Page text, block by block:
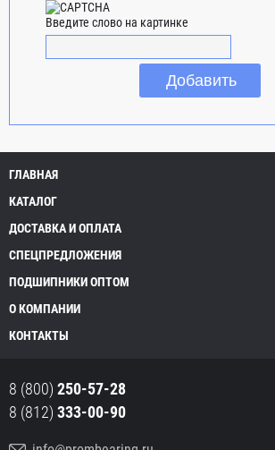
Введите слово на картинке
ГЛАВНАЯ
КАТАЛОГ
ДОСТАВКА И ОПЛАТА
СПЕЦПРЕДЛОЖЕНИЯ
ПОДШИПНИКИ ОПТОМ
О КОМПАНИИ
КОНТАКТЫ
8 (800) 250-57-28
8 (812) 333-00-90